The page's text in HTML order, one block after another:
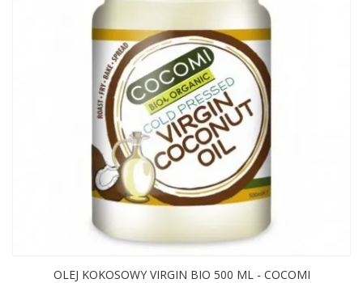
OLEJ KOKOSOWY VIRGIN BIO 500 ML - COCOMI